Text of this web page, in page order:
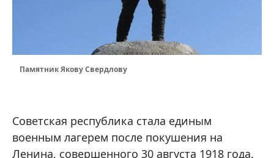
Памятник Якову Свердлову
Советская республика стала единым
военным лагерем после покушения на
Ленина, совершенного 30 августа 1918 года.